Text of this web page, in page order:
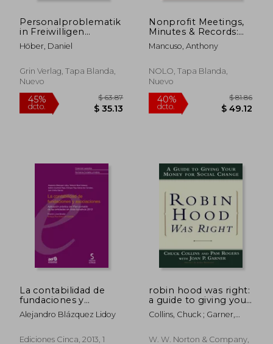
Personalproblematik
in Freiwilligen
Feuerwehren:
Instrumente und
optimierten
Mitgliedergewinnung
Höber, Daniel
Grin Verlag, Tapa Blanda,
Nuevo
dcto.
Nonprofit Meetings,
Minutes & Records:
How to Properly
Document Your
(en Inglés)
Mancuso, Anthony
NOLO, Tapa Blanda,
Nuevo
40%
dcto.
La contabilidad de
fundaciones y
asociaciones :
aplicación del plan
entidades sin fines
Alejandro Blázquez Lidoy
Ediciones Cinca, 2013, 1
robin hood was right:
a guide to giving your
money for social
change (en Inglés)
Collins, Chuck ; Garner,
W. W. Norton & Company,